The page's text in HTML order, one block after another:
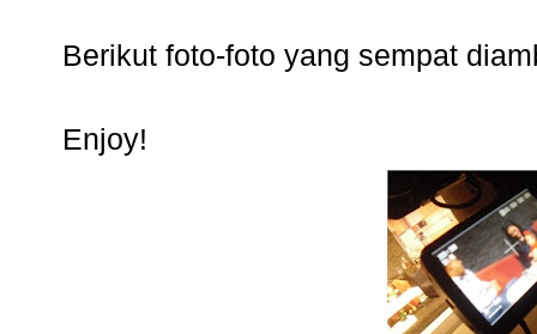
Berikut foto-foto yang sempat
Enjoy!